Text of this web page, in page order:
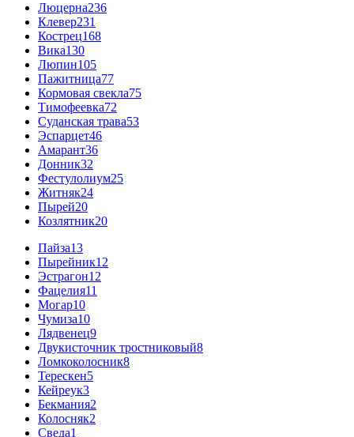
Люцерна236
Клевер231
Кострец168
Вика130
Люпин105
Пажитница77
Кормовая свекла75
Тимофеевка72
Суданская трава53
Эспарцет46
Амарант36
Донник32
Фестулолиум25
Житняк24
Пырей20
Козлятник20
Пайза13
Пырейник12
Эстрагон12
Фацелия11
Могар10
Чумиза10
Лядвенец9
Двукисточник тростниковый8
Ломкоколосник8
Терескен5
Кейреук3
Бекмания2
Колосняк2
Сведа1